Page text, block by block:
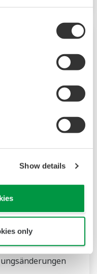
Show details
only
unterstützt
920MHz